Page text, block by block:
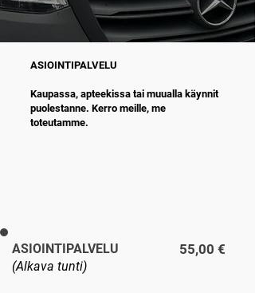
ASIOINTIPALVELU
Kaupassa, apteekissa tai muualla käynnit
puolestanne. Kerro meille, me
toteutamme.
ASIOINTIPALVELU
(Alkava tunti)
55,00 €